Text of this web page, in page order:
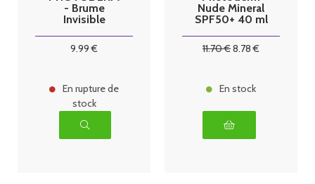
- Brume
Invisible
- Visage et
Corps - Peaux
9.99 €
En rupture de
stock
Nude Mineral
SPF50+ 40 ml
11.70€8.78 €
En stock